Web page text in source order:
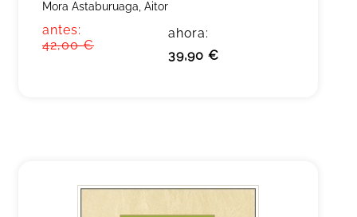
Mora Astaburuaga, Aitor
antes:
42,00 €
ahora:
39,90 €